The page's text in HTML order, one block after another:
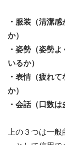
・服装（清潔
か）
・姿勢（姿勢
いるか）
・表情（疲れ
か）
・会話（口数
上の３つは一